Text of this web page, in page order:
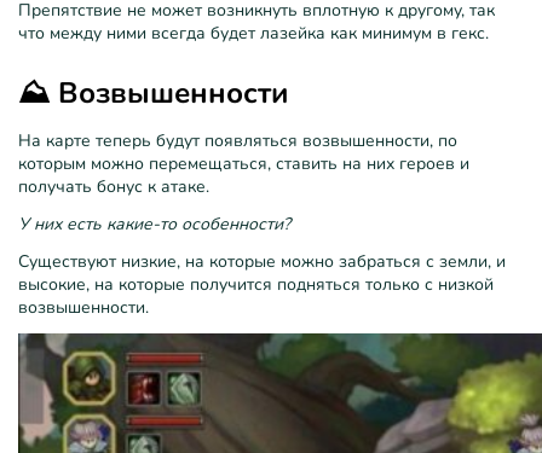
Препятствие не может возникнуть вплотную к другому, так
что между ними всегда будет лазейка как минимум в гекс.
⛰️ Возвышенности
На карте теперь будут появляться возвышенности, по
которым можно перемещаться, ставить на них героев и
получать бонус к атаке.
У них есть какие-то особенности?
Существуют низкие, на которые можно забраться с земли, и
высокие, на которые получится подняться только с низкой
возвышенности.